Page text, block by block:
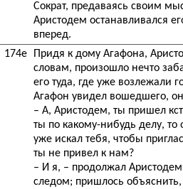
174e
Сократ, предаваясь своим
Аристодем останавливался
вперед.
Придя к дому Агафона,
словам, произошло нечто
его туда, где уже возлежали
Агафон увидел вошедшего,
– А, Аристодем, ты пришел
ты по какому-нибудь делу, то
уже искал тебя, чтобы
ты не привел к нам?
– И я, – продолжал
следом; пришлось